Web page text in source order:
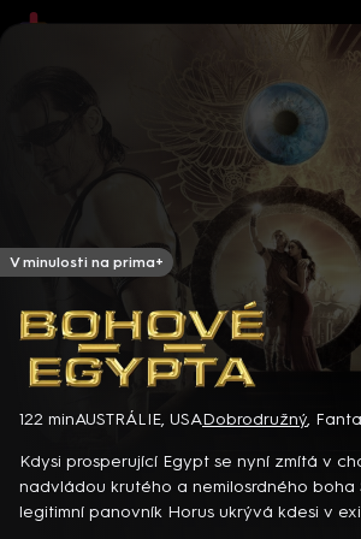
Zprávy
V minulosti na prima+
Bohové Egypta
122 minAUSTRÁLIE, USADobrodružný,
Kdysi prosperující Egypt se nyní zmítá v
nadvládou krutého a nemilosrdného boha
legitimní panovník Horus ukrývá kdesi v
Detektiv Karl Alberg přijíždí do
bolestivém rozvodu. Společně se svým
tajemství, která narušují poklidnou
současně se snaží zvládnout
8 epizod